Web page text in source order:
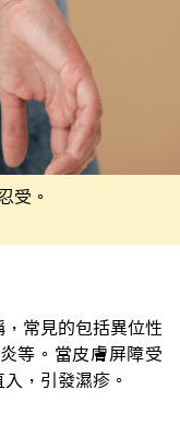
受。
，常見的包括異位性
等。當皮膚屏障受
，引發濕疹。